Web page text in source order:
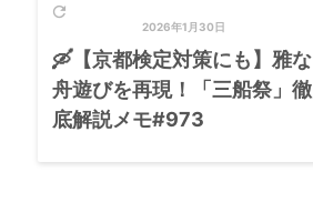

2026年1月30日
🛶【京都検定対策にも】雅な
舟遊びを再現！「三船祭」徹
底解説メモ#973